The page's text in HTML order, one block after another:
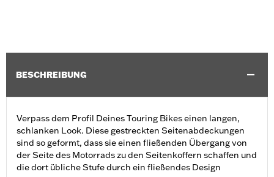
BESCHREIBUNG
Verpass dem Profil Deines Touring Bikes einen langen,
schlanken Look. Diese gestreckten Seitenabdeckungen
sind so geformt, dass sie einen fließenden Übergang von
der Seite des Motorrads zu den Seitenkoffern schaffen und
die dort übliche Stufe durch ein fließendes Design